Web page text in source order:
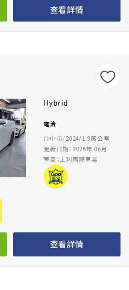
查看詳情
Hybrid
電洽
台中市/2024/1.9萬公里
更新日期：2026年 06月
車商：上利國際車業
查看詳情